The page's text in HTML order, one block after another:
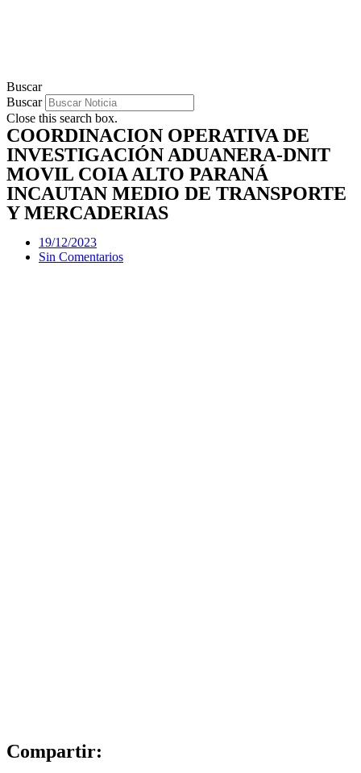
Buscar
Buscar
Close this search box.
COORDINACION OPERATIVA DE
INVESTIGACIÓN ADUANERA-DNIT
MOVIL COIA ALTO PARANÁ
INCAUTAN MEDIO DE TRANSPORTE
Y MERCADERIAS
19/12/2023
Sin Comentarios
Compartir: